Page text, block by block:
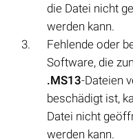
die Datei nicht
werden kann.
Fehlende oder
Software, die
.MS13-Dateien
beschädigt ist,
Datei nicht
werden kann.